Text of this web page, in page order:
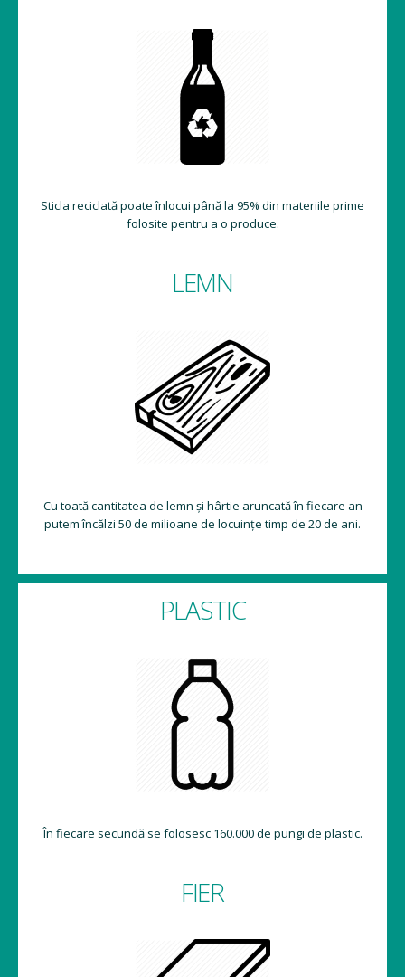
Sticla reciclată poate înlocui până la 95% din materiile prime
folosite pentru a o produce.
LEMN
Cu toată cantitatea de lemn și hârtie aruncată în fiecare an
putem încălzi 50 de milioane de locuințe timp de 20 de ani.
PLASTIC
În fiecare secundă se folosesc 160.000 de pungi de plastic.
FIER